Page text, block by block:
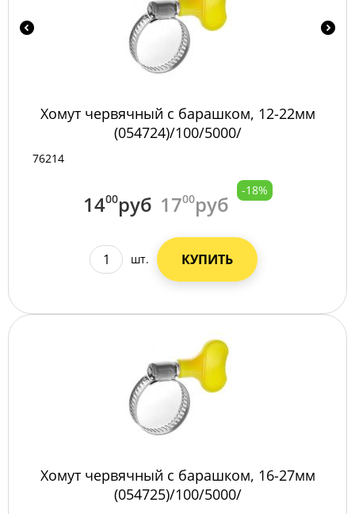
Хомут червячный с барашком, 12-22мм
(054724)/100/5000/
76214
1400руб 1700руб
-18%
шт. КУПИТЬ
Хомут червячный с барашком, 16-27мм
(054725)/100/5000/